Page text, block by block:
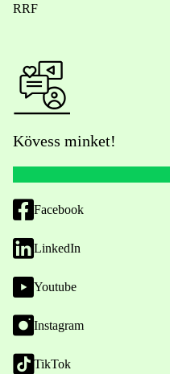
RRF
Kövess minket!
Facebook
LinkedIn
Youtube
Instagram
TikTok